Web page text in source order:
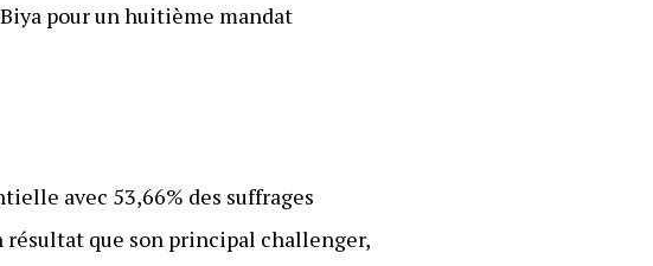
pour un huitième mandat
avec 53,66% des suffrages
que son principal challenger,